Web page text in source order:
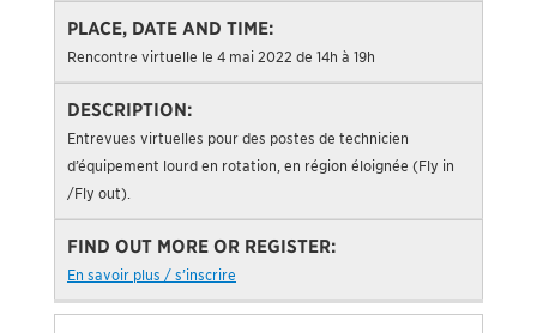
Rencontre virtuelle le 4 mai 2022 de 14h à 19h
Entrevues virtuelles pour des postes de technicien
d’équipement lourd en rotation, en région éloignée (Fly in
/Fly out).
En savoir plus / s’inscrire